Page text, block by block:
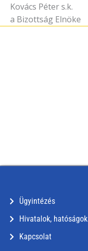
Kovács Péter s.k.
a Bizottság Elnöke
Ügyintézés
Hivatalok, hatóságok
Kapcsolat